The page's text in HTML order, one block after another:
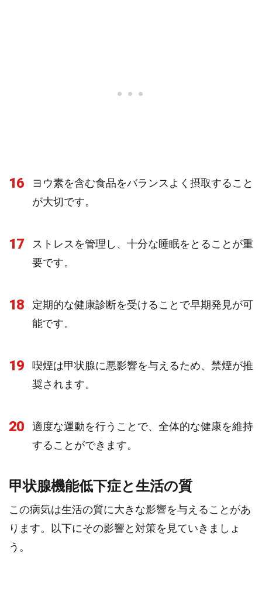
16
ヨウ素を含む食品をバランスよく摂取すること
が大切です。
17
ストレスを管理し、十分な睡眠をとることが重
要です。
18
定期的な健康診断を受けることで早期発見が可
能です。
19
喫煙は甲状腺に悪影響を与えるため、禁煙が推
奨されます。
20
適度な運動を行うことで、全体的な健康を維持
することができます。
甲状腺機能低下症と生活の質
この病気は生活の質に大きな影響を与えることがあ
ります。以下にその影響と対策を見ていきましょ
う。